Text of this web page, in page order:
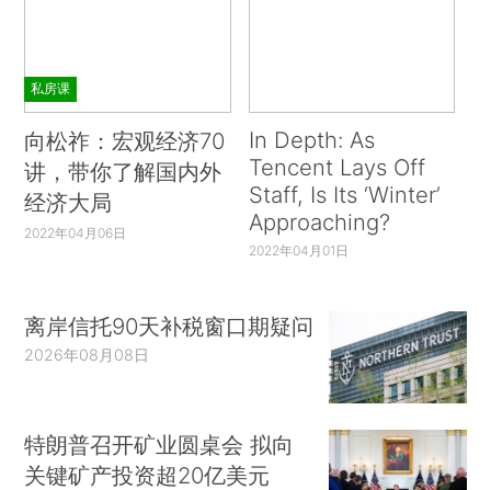
私房课
向松祚：宏观经济70
讲，带你了解国内外
经济大局
2022年04月06日
In Depth: As
Tencent Lays Off
Staff, Is Its ‘Winter’
Approaching?
2022年04月01日
离岸信托90天补税窗口期疑问
2026年08月08日
特朗普召开矿业圆桌会 拟向
关键矿产投资超20亿美元